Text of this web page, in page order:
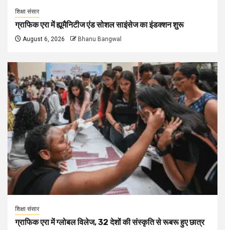
शिक्षा संसार
ग्राफिक एरा में ह्यूमैनिटीज एंड सोशल साइंसेज का इंडक्शन शुरू
August 6, 2026 Bhanu Bangwal
शिक्षा संसार
ग्राफिक एरा में ग्लोबल विलेज, 32 देशों की संस्कृति से रूबरू हुए छात्र